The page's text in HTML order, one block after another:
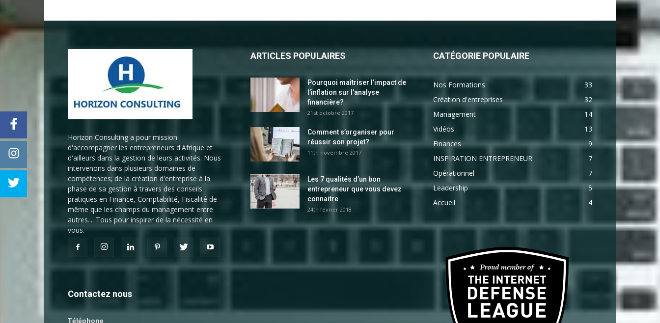
Horizon Consulting a pour mission
d'accompagner les entrepreneurs d'Afrique et
d'ailleurs dans la gestion de leurs activités. Nous
intervenons dans plusieurs domaines de
compétences; de la création d'entreprise à la
phase de sa gestion à travers des conseils
pratiques en Finance, Comptabilité, Fiscalité de
même que les champs du management entre
autres.... Tous pour inspirer de la nécessité en
vous.
Contactez nous
Téléphone
ARTICLES POPULAIRES
Pourquoi maîtriser l’impact de
l’inflation sur l’analyse
financière?
21st octobre 2017
Comment s’organiser pour
réussir son projet?
11th novembre 2017
Les 7 qualités d’un bon
entrepreneur que vous devez
connaitre
24th février 2018
CATÉGORIE POPULAIRE
Nos Formations
33
Création d'entreprises
32
Management
14
Vidéos
13
Finances
9
INSPIRATION ENTREPRENEUR
7
Opérationnel
7
Leadership
5
Accueil
4